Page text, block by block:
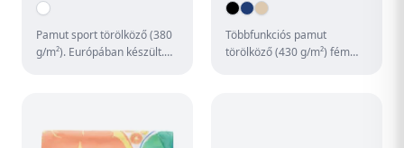
Pamut sport törölköző (380
g/m²). Európában készült.
Többfunkciós pamut
törölköző (430 g/m²) fém